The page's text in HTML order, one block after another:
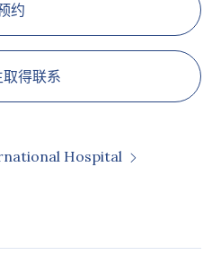
约
得联系
Hospital